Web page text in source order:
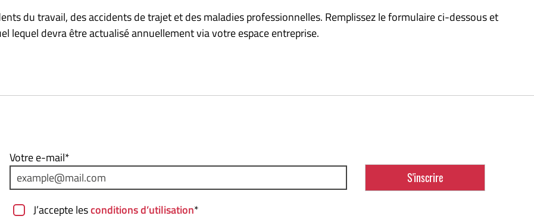
du travail, des accidents de trajet et des maladies professionnelles. Remplissez le formulaire ci-dessous et
lequel devra être actualisé annuellement via votre espace entreprise.
Votre e-mail*
J’accepte lesconditions d’utilisation*